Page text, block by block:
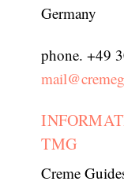
Germany
phone. +49
TMG
Creme